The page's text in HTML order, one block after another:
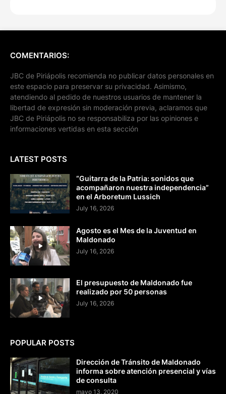
COMENTARIOS:
JBC de Piriápolis recomienda no publicar datos personales en
este espacio para preservar su privacidad. Asimismo,
atendiendo al pedido de nuestros usuarios de mantener la
libertad de expresión sin moderación previa, aclaramos que
JBC de Piriápolis no se responsabiliza por las opiniones e
informaciones vertidas en esta sección
LATEST POSTS
“Guitarra de la Patria: sonidos que
acompañaron nuestra independencia”
en el Arboretum Lussich
July 16, 2026
Agosto es el Mes de la Juventud en
Maldonado
July 16, 2026
El presupuesto de Maldonado fue
realizado por 50 personas
July 16, 2026
POPULAR POSTS
Dirección de Tránsito de Maldonado
informa sobre atención presencial y vías
de consulta
mayo 13, 2020